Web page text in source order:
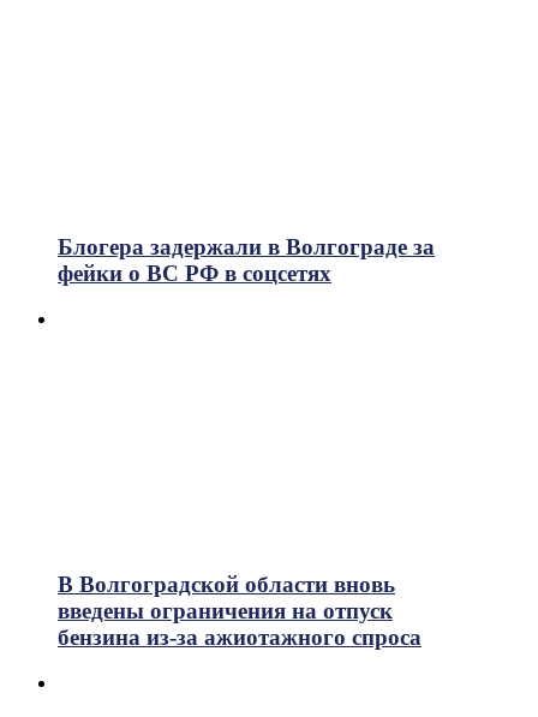
Блогера задержали в Волгограде за
фейки о ВС РФ в соцсетях
В Волгоградской области вновь
введены ограничения на отпуск
бензина из-за ажиотажного спроса